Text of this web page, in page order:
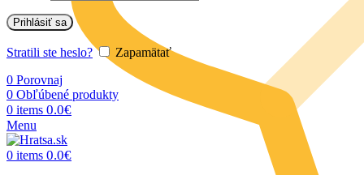
Prihlásiť sa
Stratili ste heslo?
Zapamätať
0 Porovnaj
0 Obľúbené produkty
0 items 0.0€
Menu
0 items 0.0€